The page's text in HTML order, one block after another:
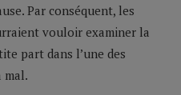
Par conséquent, les
vouloir examiner la
part dans l’une des
mal.